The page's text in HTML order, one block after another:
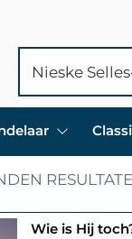
Wie is Hij